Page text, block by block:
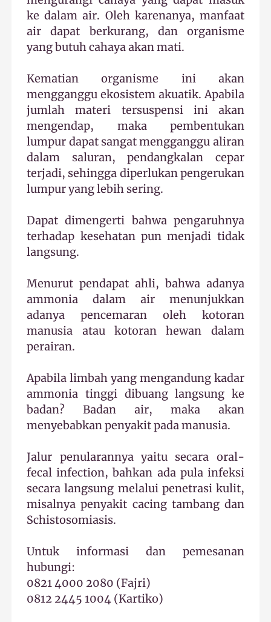
ke dalam air. Oleh karenanya, manfaat
air dapat berkurang, dan organisme
yang butuh cahaya akan mati.
Kematian organisme ini akan
mengganggu ekosistem akuatik. Apabila
jumlah materi tersuspensi ini akan
mengendap, maka pembentukan
lumpur dapat sangat mengganggu aliran
dalam saluran, pendangkalan cepar
terjadi, sehingga diperlukan pengerukan
lumpur yang lebih sering.
Dapat dimengerti bahwa pengaruhnya
terhadap kesehatan pun menjadi tidak
langsung.
Menurut pendapat ahli, bahwa adanya
ammonia dalam air menunjukkan
adanya pencemaran oleh kotoran
manusia atau kotoran hewan dalam
perairan.
Apabila limbah yang mengandung kadar
ammonia tinggi dibuang langsung ke
badan? Badan air, maka akan
menyebabkan penyakit pada manusia.
Jalur penularannya yaitu secara oral-
fecal infection, bahkan ada pula infeksi
secara langsung melalui penetrasi kulit,
misalnya penyakit cacing tambang dan
Schistosomiasis.
Untuk informasi dan pemesanan
hubungi:
0821 4000 2080 (Fajri)
0812 2445 1004 (Kartiko)